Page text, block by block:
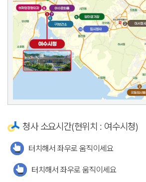
청사 소요시간(현위치 : 여수시청)
터치해서 좌우로 움직이세요
터치해서 좌우로 움직이세요